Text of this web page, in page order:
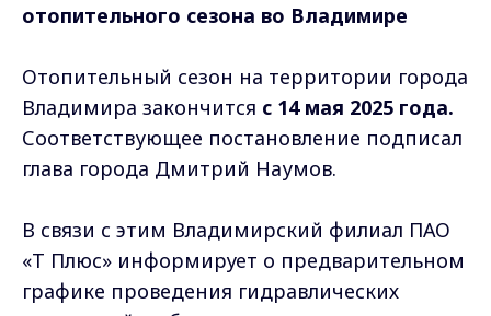
отопительного сезона во Владимире
Отопительный сезон на территории города
Владимира закончится с 14 мая 2025 года.
Соответствующее постановление подписал
глава города Дмитрий Наумов.
В связи с этим Владимирский филиал ПАО
«Т Плюс» информирует о предварительном
графике проведения гидравлических